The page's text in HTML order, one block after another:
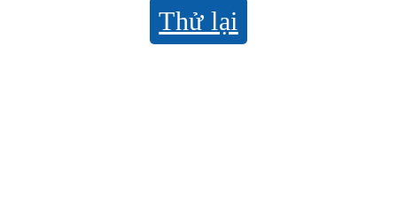
Thử lại